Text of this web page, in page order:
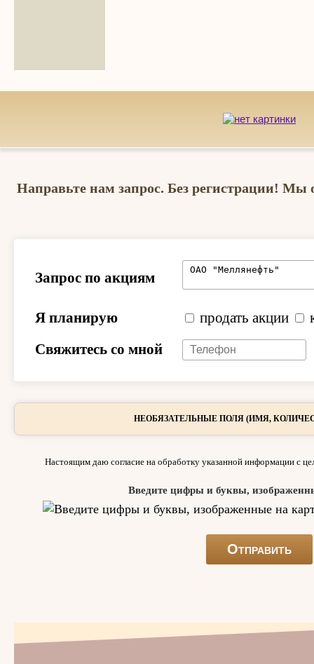
Направьте нам запрос. Без регистрации! Мы
Запрос по акциям
Я планирую продать акции
Свяжитесь со мной
НЕОБЯЗАТЕЛЬНЫЕ ПОЛЯ (ИМЯ,
Настоящим даю согласие на обработку указанной информации с
Введите цифры и буквы,